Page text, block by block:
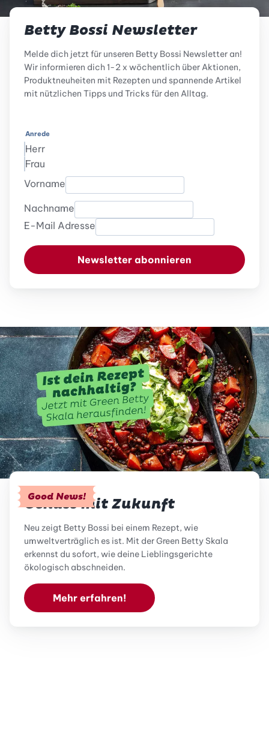
Betty Bossi Newsletter
Melde dich jetzt für unseren Betty Bossi Newsletter an!
Wir informieren dich 1-2 x wöchentlich über Aktionen,
Produktneuheiten mit Rezepten und spannende Artikel
mit nützlichen Tipps und Tricks für den Alltag.
Anrede
Herr
Frau
Vorname
Nachname
E-Mail Adresse
Newsletter abonnieren
Good News!
Genuss mit Zukunft
Neu zeigt Betty Bossi bei einem Rezept, wie
umweltverträglich es ist. Mit der Green Betty Skala
erkennst du sofort, wie deine Lieblingsgerichte
ökologisch abschneiden.
Mehr erfahren!